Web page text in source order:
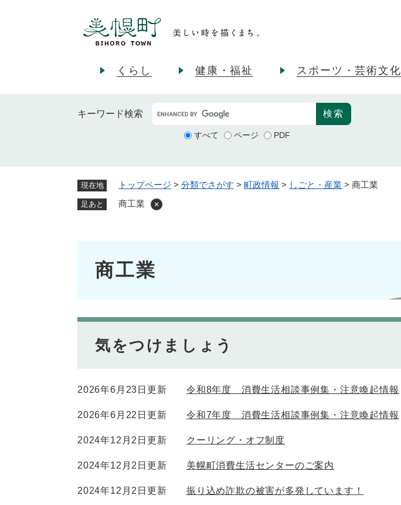
くらし 健康・福祉 スポーツ・芸術文化
キーワード検索
すべて ページ PDF
現在地 トップページ > 分類でさがす > 町政情報 > しごと・産業 > 商工業
足あと 商工業
商工業
気をつけましょう
2026年6月23日更新 令和8年度 消費生活相談事例集・注意喚起情報
2026年6月22日更新 令和7年度 消費生活相談事例集・注意喚起情報
2024年12月2日更新 クーリング・オフ制度
2024年12月2日更新 美幌町消費生活センターのご案内
2024年12月2日更新 振り込め詐欺の被害が多発しています！